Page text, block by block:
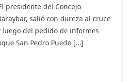
presidente del Concejo
salió con dureza al cruce
luego del pedido de informes
San Pedro Puede […]